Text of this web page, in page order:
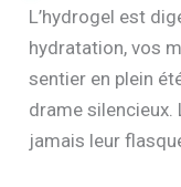
L’hydrogel est
hydratation, vos
sentier en plein
drame
jamais leur